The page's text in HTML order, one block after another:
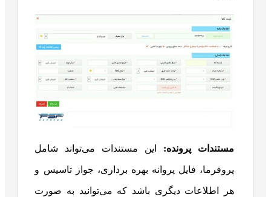
مستندات پرونده: این مستندات می‌تواند شامل
پروفرما، فایل پروانه بهره برداری، جواز تاسیس و
هر اطلاعات دیگری باشد که می‌توانید به صورت